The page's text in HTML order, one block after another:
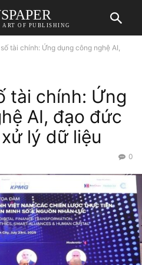
ART OF PUBLISHING
tài chính: Ứng dụng công nghệ AI,
tài chính: Ứng
AI, đạo đức
lý dữ liệu
0